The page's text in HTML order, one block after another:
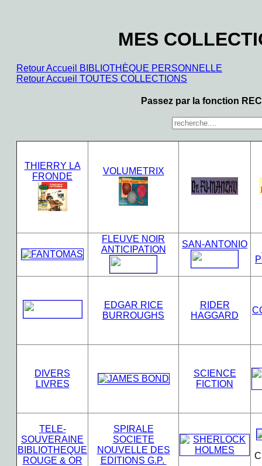
MES
Retour Accueil BIBLIOTHÈQUE PERSONNELLE
Retour Accueil TOUTES COLLECTIONS
Passez par la fonction
THIERRY LA
FRONDE
VOLUMETRIX
FLEUVE NOIR
ANTICIPATION
SAN-ANTONIO
EDGAR RICE
BURROUGHS
RIDER
HAGGARD
DIVERS
LIVRES
SCIENCE
FICTION
TELE-
SOUVERAINE
BIBLIOTHEQUE
ROUGE & OR
SPIRALE
SOCIETE
NOUVELLE DES
EDITIONS G.P.